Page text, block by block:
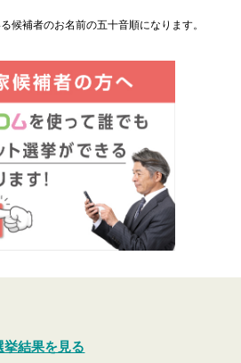
候補者のお名前の五十音順になります。
挙結果を見る